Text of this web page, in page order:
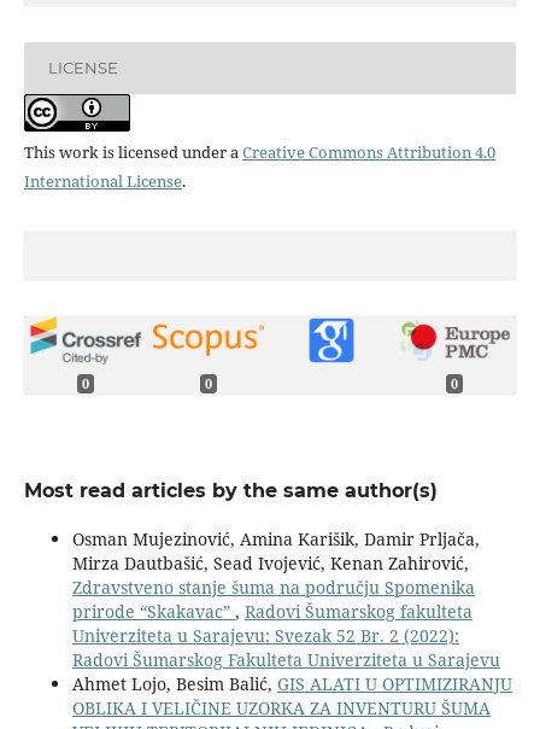
LICENSE
This work is licensed under a Creative Commons Attribution 4.0
International License.
0 0 0
Most read articles by the same author(s)
Osman Mujezinović, Amina Karišik, Damir Prljača,
Mirza Dautbašić, Sead Ivojević, Kenan Zahirović,
Zdravstveno stanje šuma na području Spomenika
prirode “Skakavac” , Radovi Šumarskog fakulteta
Univerziteta u Sarajevu: Svezak 52 Br. 2 (2022):
Radovi Šumarskog Fakulteta Univerziteta u Sarajevu
Ahmet Lojo, Besim Balić, GIS ALATI U OPTIMIZIRANJU
OBLIKA I VELIČINE UZORKA ZA INVENTURU ŠUMA